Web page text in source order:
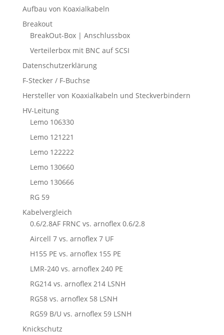
Aufbau von Koaxialkabeln
Breakout
BreakOut-Box | Anschlussbox
Verteilerbox mit BNC auf SCSI
Datenschutzerklärung
F-Stecker / F-Buchse
Hersteller von Koaxialkabeln und Steckverbindern
HV-Leitung
Lemo 106330
Lemo 121221
Lemo 122222
Lemo 130660
Lemo 130666
RG 59
Kabelvergleich
0.6/2.8AF FRNC vs. arnoflex 0.6/2.8
Aircell 7 vs. arnoflex 7 UF
H155 PE vs. arnoflex 155 PE
LMR-240 vs. arnoflex 240 PE
RG214 vs. arnoflex 214 LSNH
RG58 vs. arnoflex 58 LSNH
RG59 B/U vs. arnoflex 59 LSNH
Knickschutz